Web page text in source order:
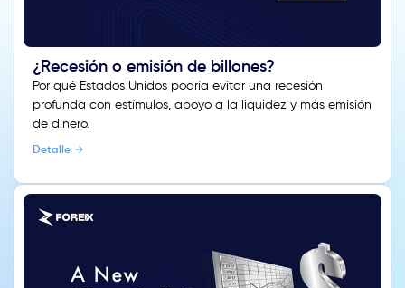
¿Recesión o emisión de billones?
Por qué Estados Unidos podría evitar una recesión
profunda con estímulos, apoyo a la liquidez y más emisión
de dinero.
Detalle